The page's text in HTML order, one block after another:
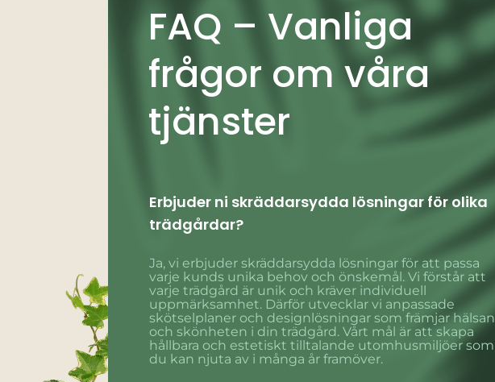
FAQ – Vanliga
frågor om våra
tjänster
Erbjuder ni skräddarsydda lösningar för olika
trädgårdar?
Ja, vi erbjuder skräddarsydda lösningar för att passa
varje kunds unika behov och önskemål. Vi förstår att
varje trädgård är unik och kräver individuell
uppmärksamhet. Därför utvecklar vi anpassade
skötselplaner och designlösningar som främjar hälsan
och skönheten i din trädgård. Vårt mål är att skapa
hållbara och estetiskt tilltalande utomhusmiljöer som
du kan njuta av i många år framöver.